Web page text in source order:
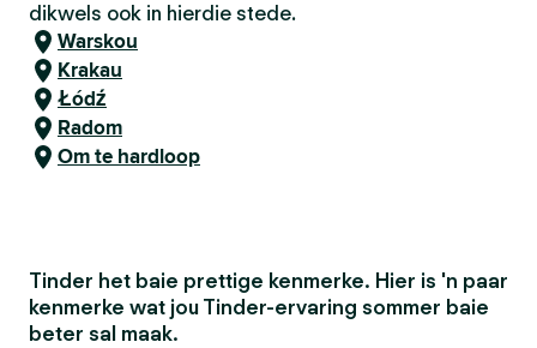
dikwels ook in hierdie stede.
Warskou
Krakau
Łódź
Radom
Om te hardloop
Tinder het baie prettige kenmerke. Hier is 'n paar
kenmerke wat jou Tinder-ervaring sommer baie
beter sal maak.